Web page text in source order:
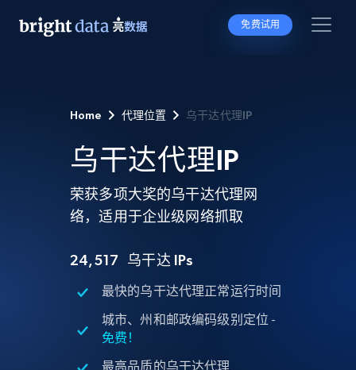
免费试用
Home 代理位置 乌干达代理IP
乌干达代理IP
荣获多项大奖的乌干达代理网
络，适用于企业级网络抓取
24,517 乌干达 IPs
最快的乌干达代理正常运行时间
城市、州和邮政编码级别定位 -
免费！
最高品质的乌干达代理